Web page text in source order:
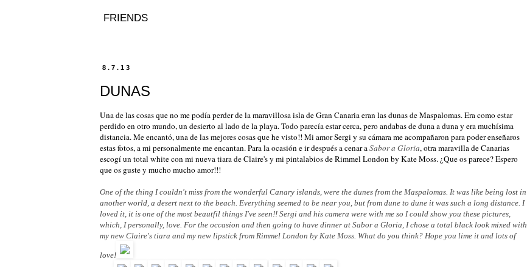
FRIENDS
8.7.13
DUNAS
Una de las cosas que no me podía perder de la maravillosa isla de Gran Canaria eran las dunas de Maspalomas. Era como estar
perdido en otro mundo, un desierto al lado de la playa. Todo parecía estar cerca, pero andabas de duna a duna y era muchísima
distancia. Me encantó, una de las mejores cosas que he visto!! Mi amor Sergi y su cámara me acompañaron para poder enseñaros
estas fotos, a mi personalmente me encantan. Para la ocasión e ir después a cenar aSabor a Gloria, otra maravilla de Canarias
escogí un total white con mi nueva tiara de Claire's y mi pintalabios de Rimmel London by Kate Moss. ¿Que os parece? Espero
que os guste y mucho mucho amor!!!
One of the thing I couldn't miss from the wonderful Canary islands, were the dunes from the Maspalomas. It was like being lost in
another world, a desert next to the beach. Everything seemed to be near you, but from dune to dune it was such a long distance. I
loved it, it is one of the most beautfil things I've seen!! Sergi and his camera were with me so I could show you these pictures,
which, I personally, love. For the occasion and then going to have dinner at Sabor a Gloria, I chose a total black look mixed with
my new Claire's tiara and my new lipstick from Rimmel London by Kate Moss. What do you think? Hope you lime it and lots of
love!